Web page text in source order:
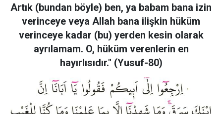
Artık (bundan böyle) ben, ya babam bana izin
verinceye veya Allah bana ilişkin hüküm
verinceye kadar (bu) yerden kesin olarak
ayrılamam. O, hüküm verenlerin en
hayırlısıdır." (Yusuf-80)